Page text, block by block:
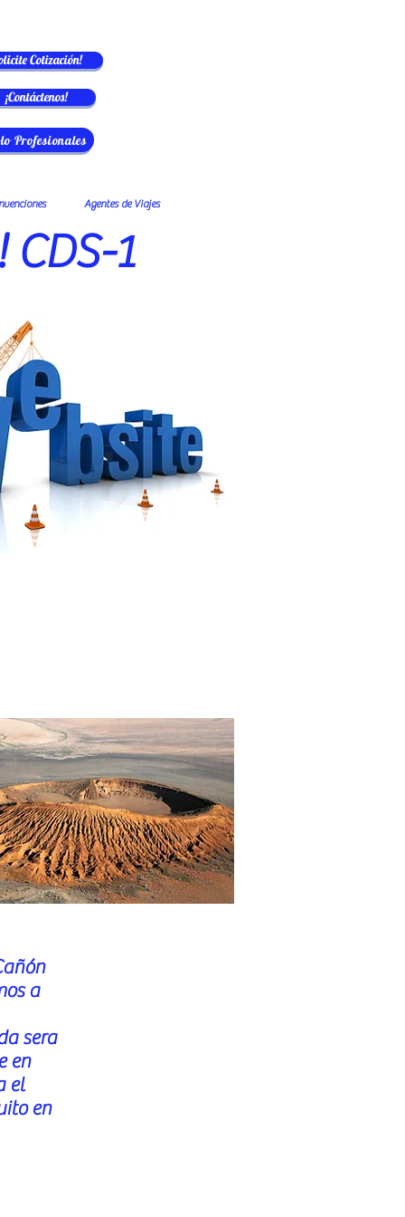
Cotización!
Profesionales
¡Contáctenos!
1
Agentes de Viajes
a
sera
en
el
en